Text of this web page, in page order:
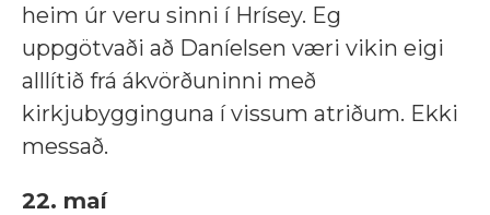
heim úr veru sinni í Hrísey. Eg
uppgötvaði að Daníelsen væri vikin eigi
alllítið frá ákvörðuninni með
kirkjubygginguna í vissum atriðum. Ekki
messað.
22. maí